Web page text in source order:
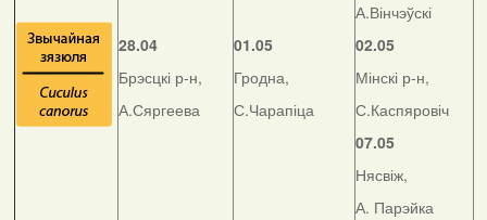
28.04
Брэсцкі р-н,
А.Сяргеева
01.05
Гродна,
С.Чарапіца
А.Вінчэўскі
02.05
Мінскі р-н,
С.Каспяровіч
07.05
Нясвіж,
А. Парэйка